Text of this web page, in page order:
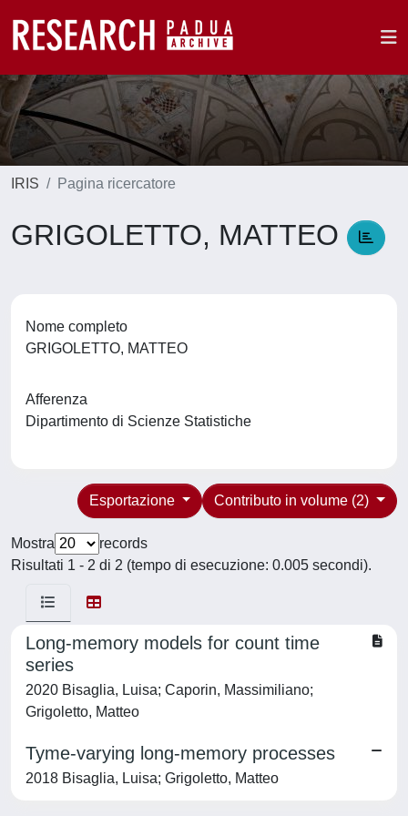
IRIS Pagina ricercatore
GRIGOLETTO, MATTEO
Nome completo
GRIGOLETTO, MATTEO
Afferenza
Dipartimento di Scienze Statistiche
Contributo in volume (2)
Esportazione
Mostra
records
Risultati 1 - 2 di 2 (tempo di esecuzione: 0.005 secondi).
Long-memory models for count time
series
2020 Bisaglia, Luisa; Caporin, Massimiliano;
Grigoletto, Matteo
Tyme-varying long-memory processes
2018 Bisaglia, Luisa; Grigoletto, Matteo